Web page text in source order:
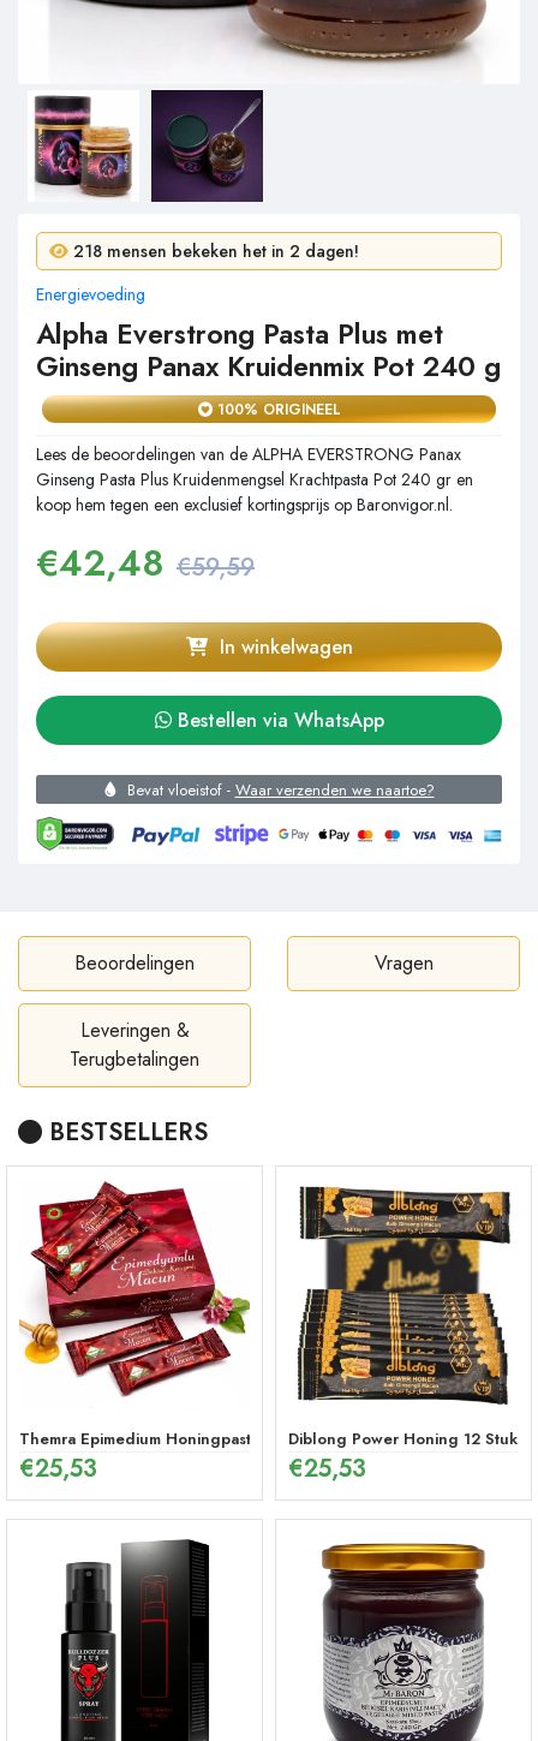
20 mensen kochten in 24 uur!
218 mensen bekeken het in 2 dagen!
Energievoeding
Alpha Everstrong Pasta Plus met
Ginseng Panax Kruidenmix Pot 240 g
100% ORIGINEEL
Lees de beoordelingen van de ALPHA EVERSTRONG Panax
Ginseng Pasta Plus Kruidenmengsel Krachtpasta Pot 240 gr en
koop hem tegen een exclusief kortingsprijs op Baronvigor.nl.
€42,48 €59,59
In winkelwagen
Bestellen via WhatsApp
Bevat vloeistof - Waar verzenden we naartoe?
Beoordelingen Vragen
Leveringen &
Terugbetalingen
BESTSELLERS
Themra Epimedium Honingpasta in Stick – Energetische Kruidenmix
€25,53
Diblong Power Honing 12 Stuks
€25,53